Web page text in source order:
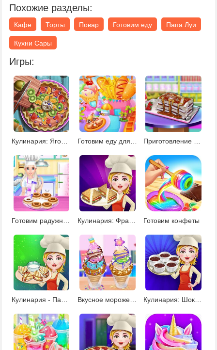
Похожие разделы:
Кафе Торты Повар Готовим еду Папа Луи
Кухни Сары
Игры:
Кулинария: Ягодный пирог
Готовим конфеты
Кулинария - Панини Вкусное мороженое Чуррос Кулинария: Шоколадный мусс